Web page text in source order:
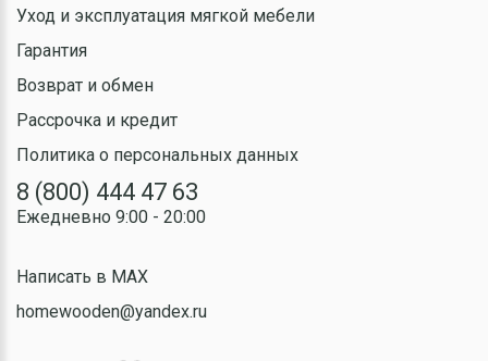
Уход и эксплуатация мягкой мебели
Гарантия
Возврат и обмен
Рассрочка и кредит
Политика о персональных данных
8 (800) 444 47 63
Ежедневно 9:00 - 20:00
Написать в MAX
homewooden@yandex.ru